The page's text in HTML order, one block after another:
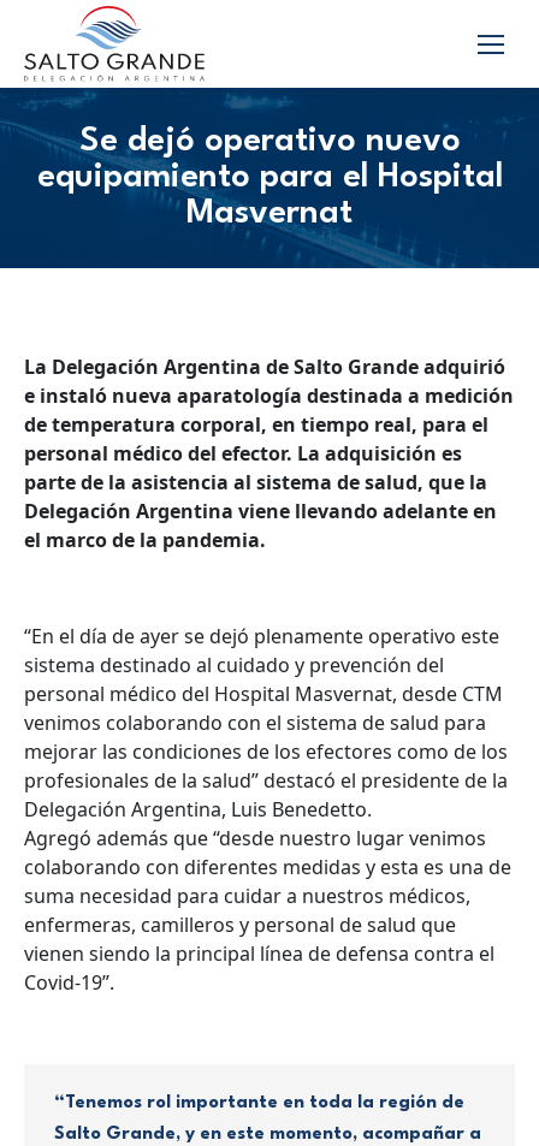
Se dejó operativo nuevo
equipamiento para el Hospital
Masvernat
La Delegación Argentina de Salto Grande adquirió
e instaló nueva aparatología destinada a medición
de temperatura corporal, en tiempo real, para el
personal médico del efector. La adquisición es
parte de la asistencia al sistema de salud, que la
Delegación Argentina viene llevando adelante en
el marco de la pandemia.
“En el día de ayer se dejó plenamente operativo este
sistema destinado al cuidado y prevención del
personal médico del Hospital Masvernat, desde CTM
venimos colaborando con el sistema de salud para
mejorar las condiciones de los efectores como de los
profesionales de la salud” destacó el presidente de la
Delegación Argentina, Luis Benedetto.
Agregó además que “desde nuestro lugar venimos
colaborando con diferentes medidas y esta es una de
suma necesidad para cuidar a nuestros médicos,
enfermeras, camilleros y personal de salud que
vienen siendo la principal línea de defensa contra el
Covid-19”.
“Tenemos rol importante en toda la región de
Salto Grande, y en este momento, acompañar a